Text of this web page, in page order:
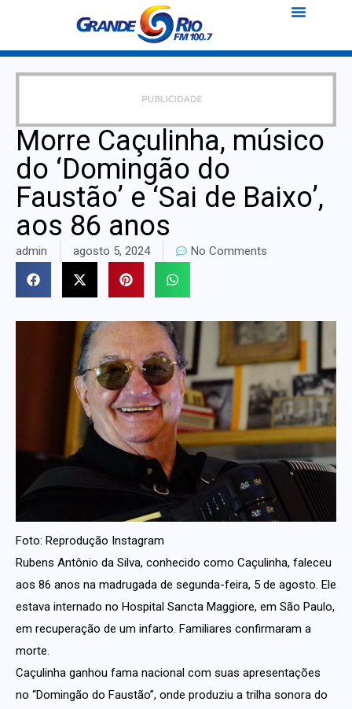
Morre Caçulinha, músico
do ‘Domingão do
Faustão’ e ‘Sai de Baixo’,
aos 86 anos
admin agosto 5, 2024 No Comments
Foto: Reprodução Instagram
Rubens Antônio da Silva, conhecido como Caçulinha, faleceu
aos 86 anos na madrugada de segunda-feira, 5 de agosto. Ele
estava internado no Hospital Sancta Maggiore, em São Paulo,
em recuperação de um infarto. Familiares confirmaram a
morte.
Caçulinha ganhou fama nacional com suas apresentações
no “Domingão do Faustão”, onde produziu a trilha sonora do